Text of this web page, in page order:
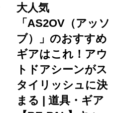
大人気
「AS2OV（アッソ
ブ）」のおすすめ
ギアはこれ！アウ
トドアシーンがス
タイリッシュに決
まる | 道具・ギア